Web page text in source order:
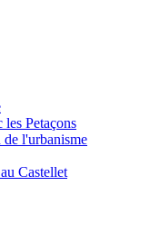
les Petaçons
l'urbanisme
Castellet